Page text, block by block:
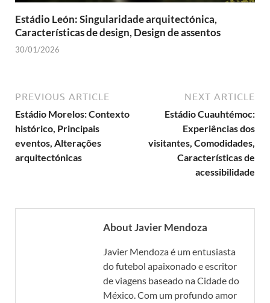
Estádio León: Singularidade arquitectónica,
Características de design, Design de assentos
30/01/2026
PREVIOUS ARTICLE
Estádio Morelos: Contexto
histórico, Principais
eventos, Alterações
arquitectónicas
NEXT ARTICLE
Estádio Cuauhtémoc:
Experiências dos
visitantes, Comodidades,
Características de
acessibilidade
About Javier Mendoza
Javier Mendoza é um entusiasta
do futebol apaixonado e escritor
de viagens baseado na Cidade do
México. Com um profundo amor